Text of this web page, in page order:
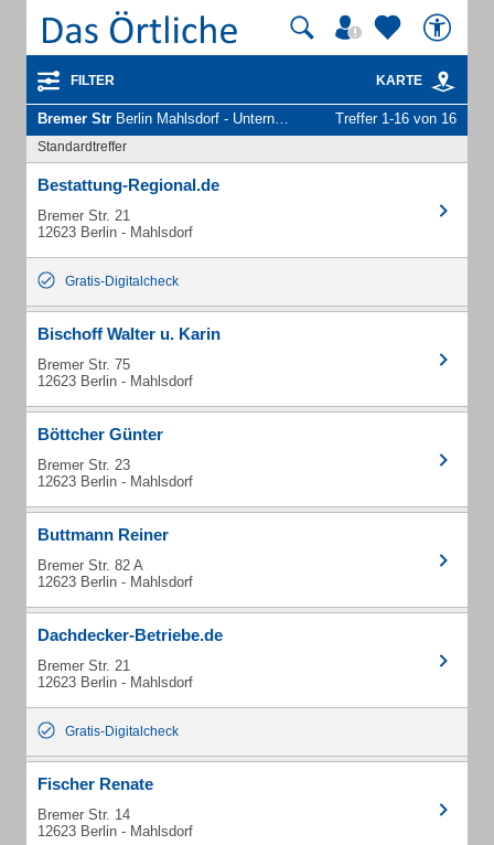
FILTER KARTE
Bremer Str Berlin Mahlsdorf - Unternehmen und Personen Treffer 1-16 von 16
Standardtreffer
Bestattung-Regional.de
Bremer Str. 21
12623 Berlin - Mahlsdorf
Gratis-Digitalcheck
Bischoff Walter u. Karin
Bremer Str. 75
12623 Berlin - Mahlsdorf
Böttcher Günter
Bremer Str. 23
12623 Berlin - Mahlsdorf
Buttmann Reiner
Bremer Str. 82 A
12623 Berlin - Mahlsdorf
Dachdecker-Betriebe.de
Bremer Str. 21
12623 Berlin - Mahlsdorf
Gratis-Digitalcheck
Fischer Renate
Bremer Str. 14
12623 Berlin - Mahlsdorf